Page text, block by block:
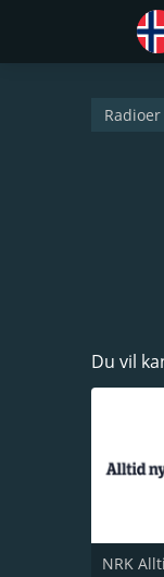
Radioer
Du vil